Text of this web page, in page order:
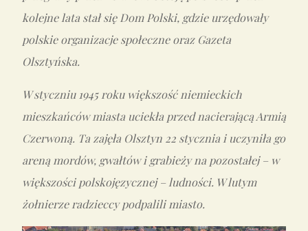
kolejne lata stał się Dom Polski, gdzie urzędowały
polskie organizacje społeczne oraz Gazeta
Olsztyńska.
W styczniu 1945 roku większość niemieckich
mieszkańców miasta uciekła przed nacierającą Armią
Czerwoną. Ta zajęła Olsztyn 22 stycznia i uczyniła go
areną mordów, gwałtów i grabieży na pozostałej – w
większości polskojęzycznej – ludności. W lutym
żołnierze radzieccy podpalili miasto.